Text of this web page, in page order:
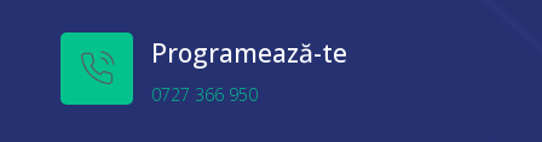
Programează-te
0727 366 950